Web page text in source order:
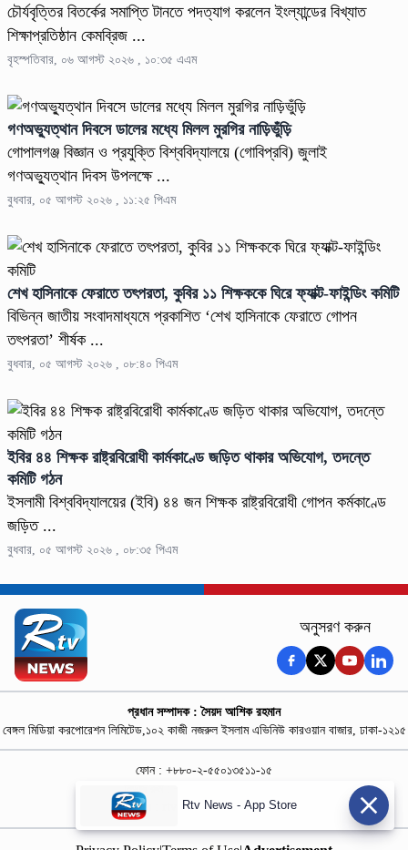
চৌর্যবৃত্তির বিতর্কের সমাপ্তি টানতে পদত্যাগ করলেন ইংল্যান্ডের বিখ্যাত
শিক্ষাপ্রতিষ্ঠান কেমব্রিজ ...
বৃহস্পতিবার, ০৬ আগস্ট ২০২৬ , ১০:৩৫ এএম
গণঅভ্যুত্থান দিবসে ডালের মধ্যে মিলল মুরগির নাড়িভুঁড়ি
গোপালগঞ্জ বিজ্ঞান ও প্রযুক্তি বিশ্ববিদ্যালয়ে (গোবিপ্রবি) জুলাই
গণঅভ্যুত্থান দিবস উপলক্ষে ...
বুধবার, ০৫ আগস্ট ২০২৬ , ১১:২৫ পিএম
শেখ হাসিনাকে ফেরাতে তৎপরতা, কুবির ১১ শিক্ষককে ঘিরে ফ্যাক্ট-ফাইন্ডিং কমিটি
বিভিন্ন জাতীয় সংবাদমাধ্যমে প্রকাশিত ‘শেখ হাসিনাকে ফেরাতে গোপন
তৎপরতা’ শীর্ষক ...
বুধবার, ০৫ আগস্ট ২০২৬ , ০৮:৪০ পিএম
ইবির ৪৪ শিক্ষক রাষ্ট্রবিরোধী কার্মকাণ্ডে জড়িত থাকার অভিযোগ, তদন্তে
কমিটি গঠন
ইসলামী বিশ্ববিদ্যালয়ের (ইবি) ৪৪ জন শিক্ষক রাষ্ট্রবিরোধী গোপন কর্মকাণ্ডে
জড়িত ...
বুধবার, ০৫ আগস্ট ২০২৬ , ০৮:৩৫ পিএম
অনুসরণ করুন
প্রধান সম্পাদক : সৈয়দ আশিক রহমান
বেঙ্গল মিডিয়া করপোরেশন লিমিটেড,১০২ কাজী নজরুল ইসলাম এভিনিউ কারওয়ান বাজার, ঢাকা-১২১৫
ফোন : +৮৮০-২-৫৫০১৩৫১১-১৫
নিউজ রুম : +৮৮০-১৮৭৮১৮৪৩৬৯-৭০
বিজ্ঞাপন :
rtvdigitalad@gmail.com
Rtv News - App Store